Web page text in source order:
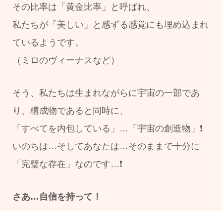
その比率は「黄金比率」と呼ばれ、
私たちが「美しい」と感ずる感覚にも埋め込まれ
ているようです。
（ミロのヴィーナスなど）
そう、私たちは生まれながらに宇宙の一部であ
り、構成物であると同時に、
「すべてを内包している」…「宇宙の創造物」❗
いのちは…そしてあなたは…そのままで十分に
「完璧な存在」なのです…❗
さあ…自信を持って！